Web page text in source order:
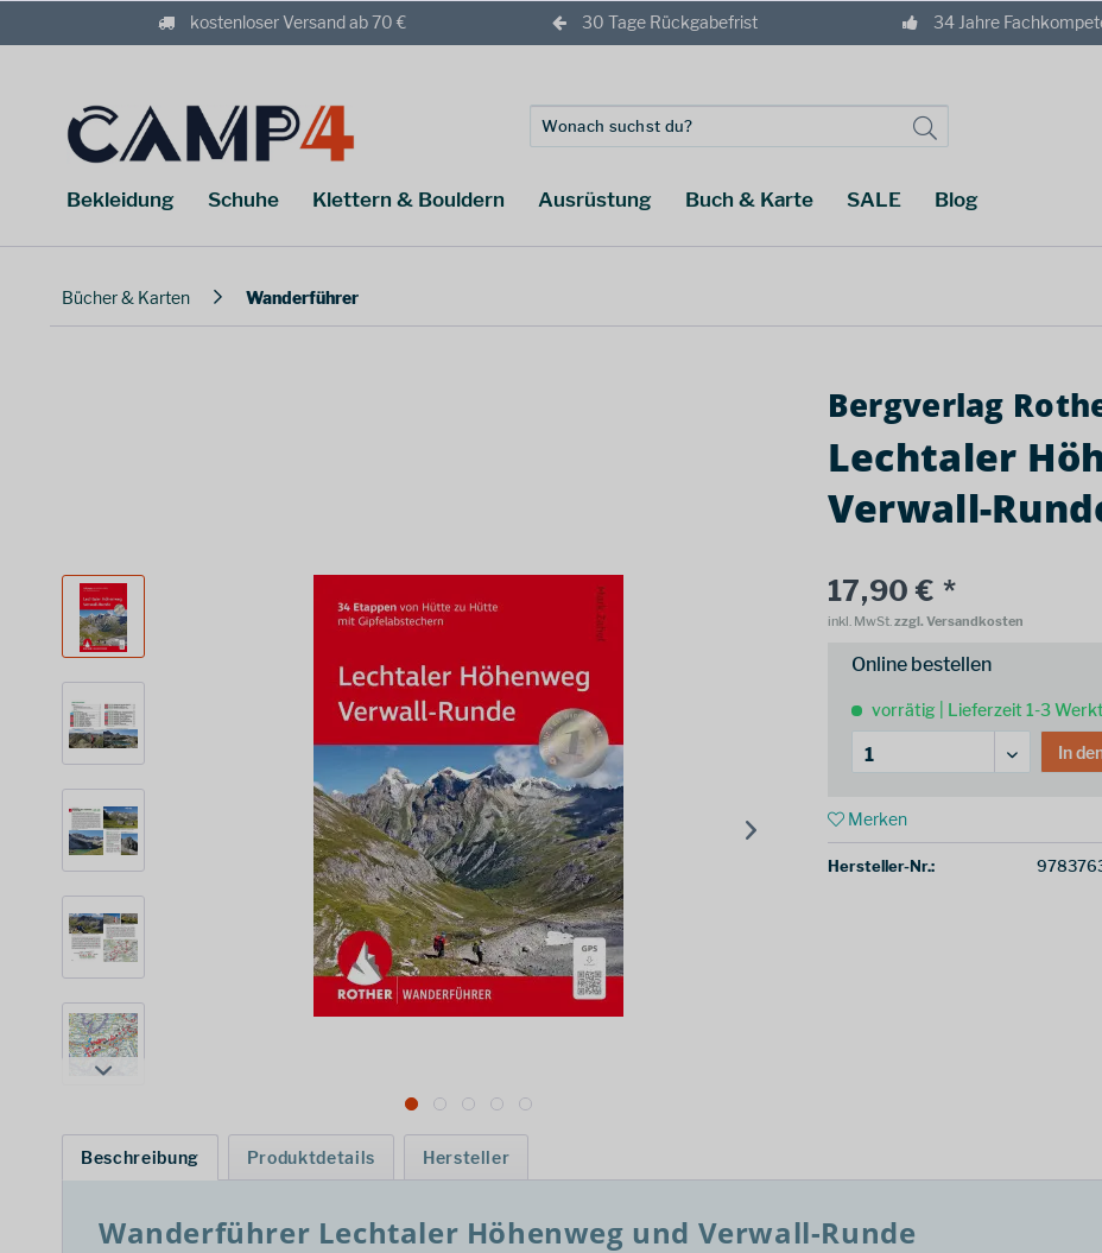
kostenloser Versand ab 70 € 30 Tage Rückgabefrist 34 Jahre
Bekleidung Schuhe Klettern & Bouldern Ausrüstung Buch & Karte SALE Blog
Bücher & Karten Wanderführer
Bergverlag
Lechtaler
Verwall-
17,90 € *
inkl. MwSt.zzgl. Versandkosten
Online bestellen
vorrätig | Lieferzeit 1-3
In
Merken
Hersteller-Nr.:
Beschreibung Produktdetails Hersteller
Wanderführer Lechtaler Höhenweg und Verwall-Runde